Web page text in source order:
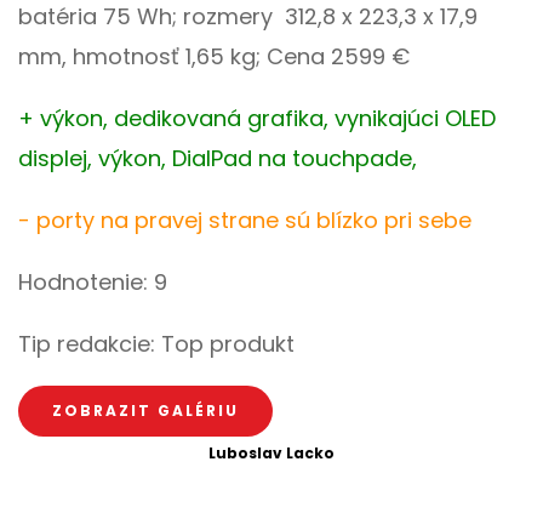
batéria 75 Wh; rozmery 312,8 x 223,3 x 17,9
mm, hmotnosť 1,65 kg; Cena 2599 €
+ výkon, dedikovaná grafika, vynikajúci OLED
displej, výkon, DialPad na touchpade,
- porty na pravej strane sú blízko pri sebe
Hodnotenie: 9
Tip redakcie: Top produkt
ZOBRAZIT GALÉRIU
Luboslav Lacko